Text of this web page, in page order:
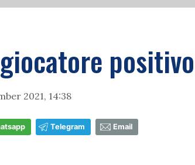
2021, 14:38
Telegram Email